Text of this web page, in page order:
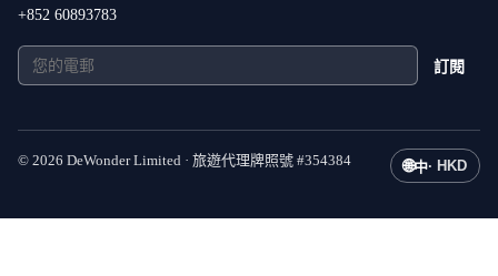
+852 60893783
訂閱
© 2026 DeWonder Limited · 旅遊代理牌照號 #354384 🌐中· HKD